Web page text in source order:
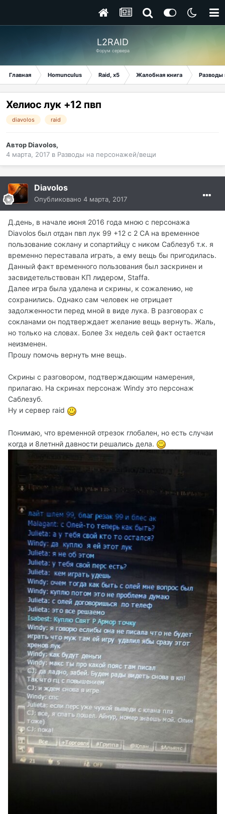
L2RAID
Форум сервера
Главная Homunculus Raid, x5 Жалобная книга
Хелиос лук +12 пвп
diavolos raid
АвторDiavolos,
4 марта, 2017 в Разводы на персонажей/вещи
Diavolos
Опубликовано 4 марта, 2017
Д.день, в начале июня 2016 года мною с персонажа
Diavolos был отдан пвп лук 99 +12 с 2 СА на временное
пользование соклану и сопартийцу с ником Саблезуб т.к. я
временно переставала играть, а ему вещь бы пригодилась.
Данный факт временного пользования был заскринен и
засвидетельствован КП лидером, Staffa.
Далее игра была удалена и скрины, к сожалению, не
сохранились. Однако сам человек не отрицает
задолженности перед мной в виде лука. В разговорах с
сокланами он подтверждает желание вещь вернуть. Жаль,
но только на словах. Более 3х недель сей факт остается
неизменен.
Прошу помочь вернуть мне вещь.
Скрины с разговором, подтверждающим намерения,
прилагаю. На скринах персонаж Windy это персонаж
Саблезуб.
Ну и сервер raid
Понимаю, что временной отрезок глобален, но есть случаи
когда и 8летннй давности решались дела.